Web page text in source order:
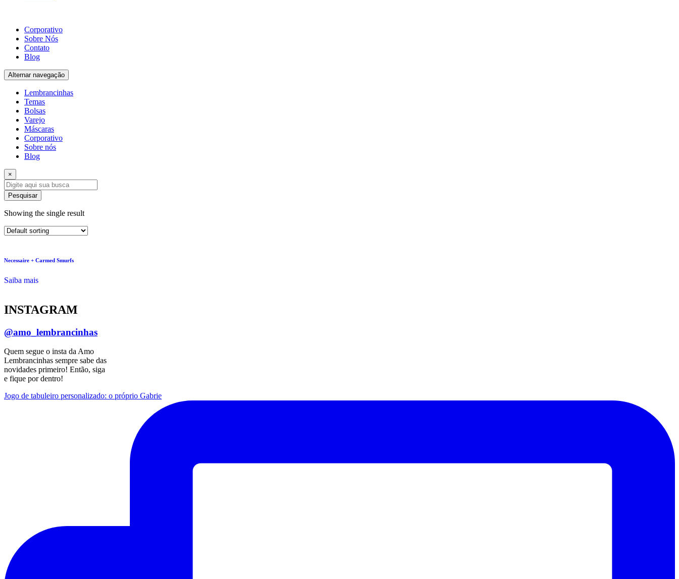
Corporativo
Sobre Nós
Contato
Blog
Alternar navegação
Lembrancinhas
Temas
Bolsas
Varejo
Máscaras
Corporativo
Sobre nós
Blog
×
Pesquisar
Showing the single result
Necessaire + Carmed Smurfs
Saiba mais
INSTAGRAM
@amo_lembrancinhas
Quem segue o insta da Amo
Lembrancinhas sempre sabe das
novidades primeiro! Então, siga
e fique por dentro!
Jogo de tabuleiro personalizado: o próprio Gabrie